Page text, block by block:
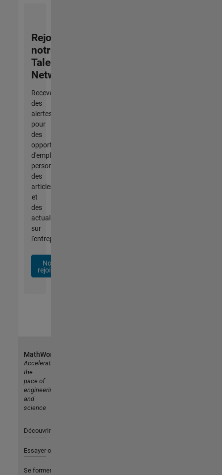
Rejoignez
notre
Talent
Network
Recevez
des
alertes
pour
des
opportunités
d'emploi
personnalisées,
des
articles
et
des
actualités
sur
l'entreprise.
Nous
rejoindre
MathWorks
Accelerating
the
pace of
engineering
and
science
Découvrir les produits
Essayer ou acheter
Se former